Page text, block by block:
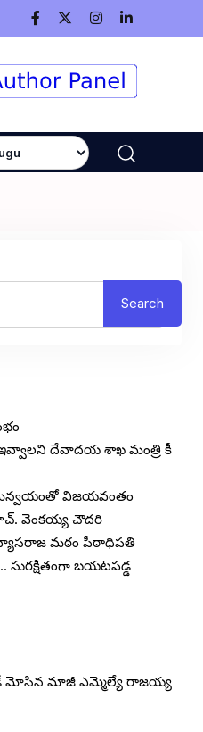
Search
దేవాదయ శాఖ మంత్రి కీ
విజయవంతం
వెంకయ్య చౌదరి
వ్యాసరాజ మఠం పీఠాధిపతి
సురక్షితంగా బయటపడ్డ
మోసిన మాజీ ఎమ్మెల్యే రాజయ్య